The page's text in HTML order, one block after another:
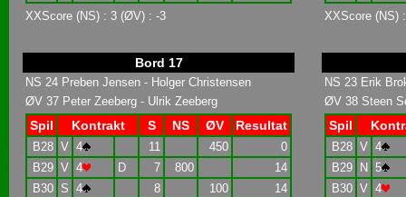
XXScore (NS) : 3 (ØV) : -3
XXScore (NS)
Bord 17
NS 24 Preben Jensen - Holger Christensen
ØV 37 Peter Zeeberg - Ulrik Zeeberg
Spil Kontrakt S NS ØV Resultat
B28 V 4 11 450
0
B29 V 4 D 7 800
14
B30 S 4 8 100
14
NS 23 Erik
ØV 38 Steen
Spil
B28 V 4
B29
N 5
B30 V 4